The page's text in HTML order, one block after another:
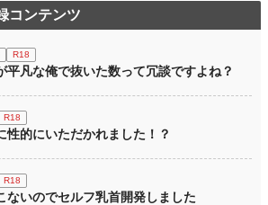
コンテンツ
R18
平凡な俺で抜いた数って冗談ですよね？
R18
性的にいただかれました！？
R18
ないのでセルフ乳首開発しました